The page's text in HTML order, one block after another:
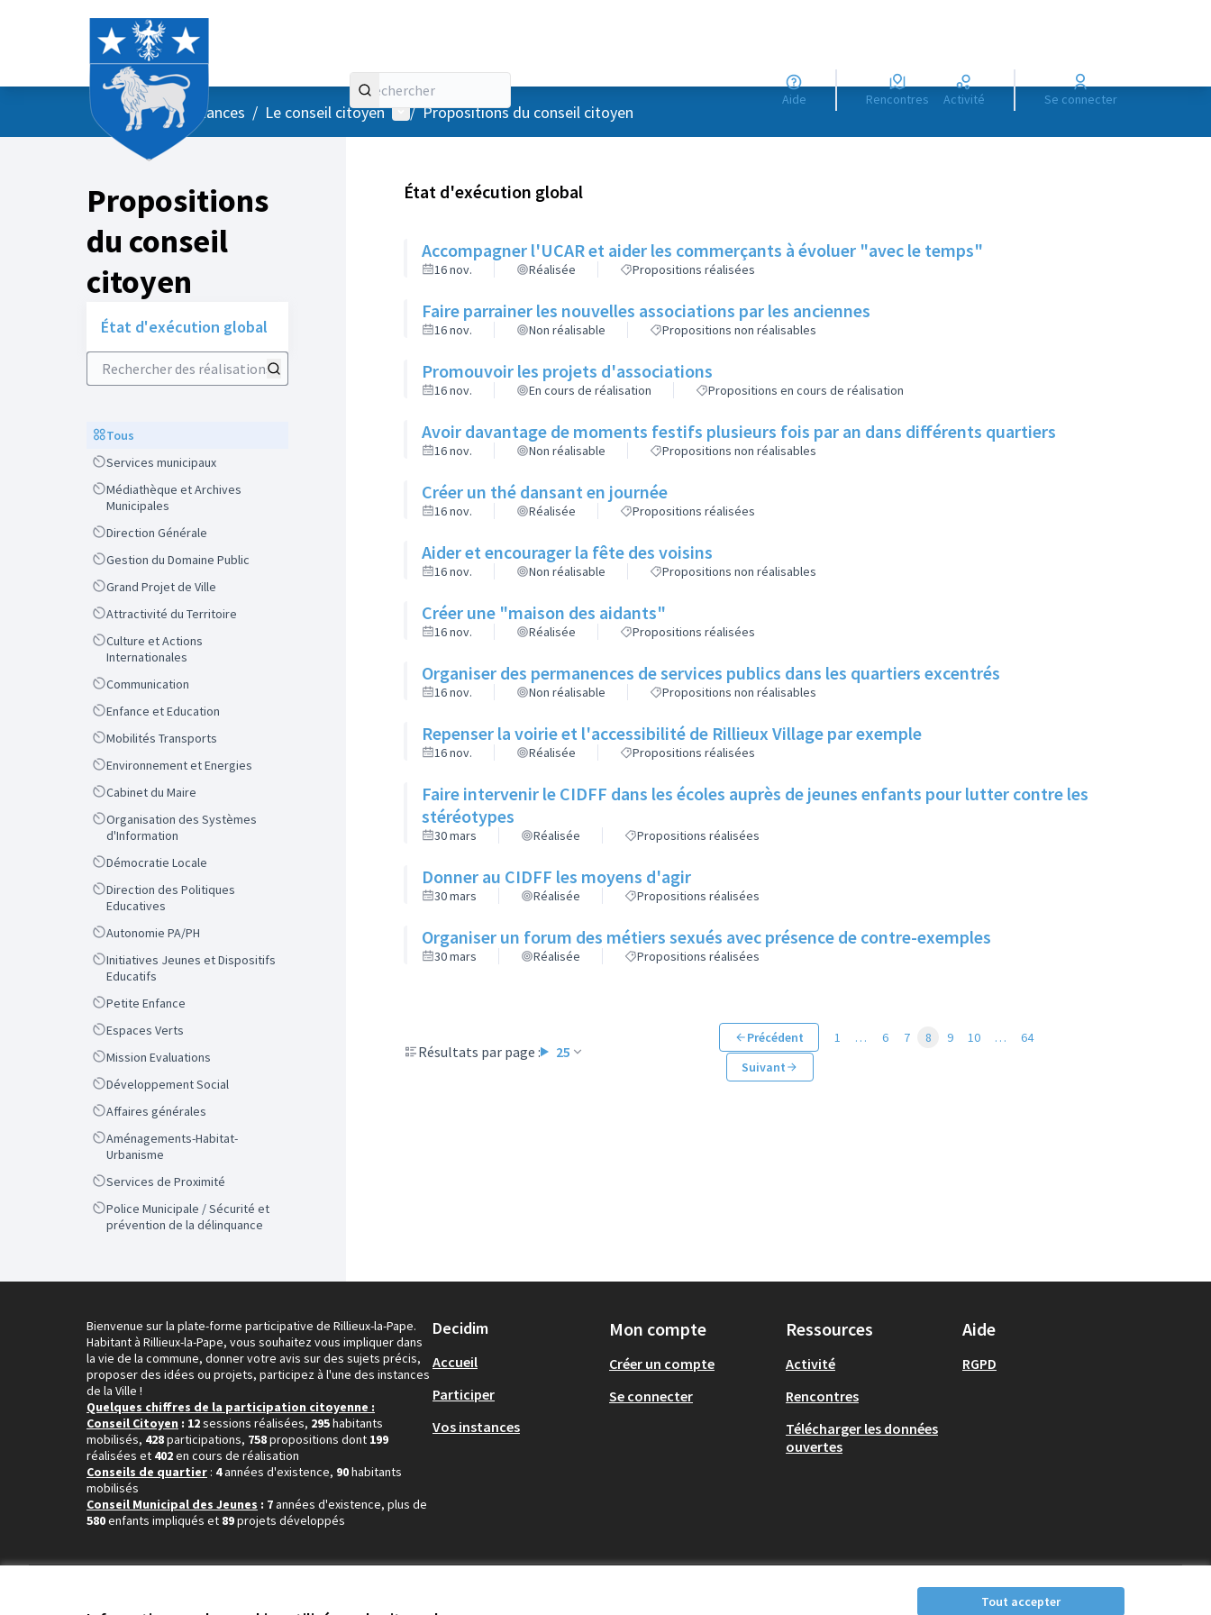
Tout accepter
Aide Rencontres Activité Se connecter
AccueilMenu principal
/ Vos instances / Le conseil citoyen Menu utilisateur
/ Propositions du conseil citoyen
Propositions
du conseil
citoyen
État d'exécution global
Rechercher des réalisations
ScopeTous
ScopeServices municipaux
Scope
Médiathèque et Archives
Municipales
ScopeDirection Générale
ScopeGestion du Domaine Public
ScopeGrand Projet de Ville
ScopeAttractivité du Territoire
Scope
Culture et Actions
Internationales
ScopeCommunication
ScopeEnfance et Education
ScopeMobilités Transports
ScopeEnvironnement et Energies
ScopeCabinet du Maire
Scope
Organisation des Systèmes
d'Information
ScopeDémocratie Locale
Scope
Direction des Politiques
Educatives
ScopeAutonomie PA/PH
Scope
Initiatives Jeunes et Dispositifs
Educatifs
ScopePetite Enfance
ScopeEspaces Verts
ScopeMission Evaluations
ScopeDéveloppement Social
ScopeAffaires générales
Scope
Aménagements-Habitat-
Urbanisme
ScopeServices de Proximité
Scope
Police Municipale / Sécurité et
prévention de la délinquance
État d'exécution global
Accompagner l'UCAR et aider les commerçants à évoluer "avec le temps"
16 nov. Réalisée Propositions réalisées
Faire parrainer les nouvelles associations par les anciennes
16 nov. Non réalisable Propositions non réalisables
Promouvoir les projets d'associations
16 nov. En cours de réalisation Propositions en cours de réalisation
Avoir davantage de moments festifs plusieurs fois par an dans différents quartiers
16 nov. Non réalisable Propositions non réalisables
Créer un thé dansant en journée
16 nov. Réalisée Propositions réalisées
Aider et encourager la fête des voisins
16 nov. Non réalisable Propositions non réalisables
Créer une "maison des aidants"
16 nov. Réalisée Propositions réalisées
Organiser des permanences de services publics dans les quartiers excentrés
16 nov. Non réalisable Propositions non réalisables
Repenser la voirie et l'accessibilité de Rillieux Village par exemple
16 nov. Réalisée Propositions réalisées
Faire intervenir le CIDFF dans les écoles auprès de jeunes enfants pour lutter contre les
stéréotypes
30 mars Réalisée Propositions réalisées
Donner au CIDFF les moyens d'agir
30 mars Réalisée Propositions réalisées
Organiser un forum des métiers sexués avec présence de contre-exemples
30 mars Réalisée Propositions réalisées
Résultats par page : 25
Précédent 1 … 6 7 8 9 10 …
64
Suivant
Bienvenue sur la plate-forme participative de Rillieux-la-Pape.
Habitant à Rillieux-la-Pape, vous souhaitez vous impliquer dans
la vie de la commune, donner votre avis sur des sujets précis,
proposer des idées ou projets, participez à l'une des instances
de la Ville !
Quelques chiffres de la participation citoyenne :
Conseil Citoyen : 12sessions réalisées, 295habitants
mobilisés, 428participations, 758propositions dont 199
réalisées et 402en cours de réalisation
Conseils de quartier : 4années d'existence, 90habitants
mobilisés
Conseil Municipal des Jeunes : 7années d'existence, plus de
580enfants impliqués et 89projets développés
Decidim
Accueil
Participer
Vos instances
Mon compte
Créer un compte
Se connecter
Ressources
Activité
Rencontres
Télécharger les données
ouvertes
Aide
RGPD